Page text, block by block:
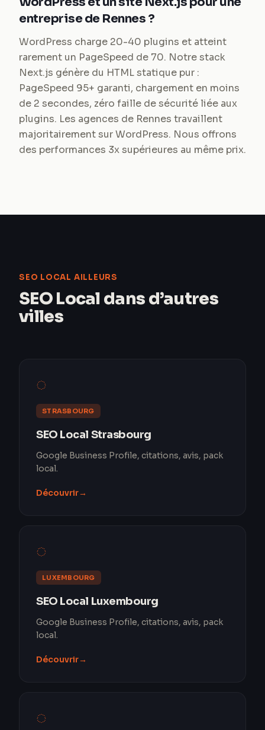
entreprise de Rennes ?
WordPress charge 20-40 plugins et atteint
rarement un PageSpeed de 70. Notre stack
Next.js génère du HTML statique pur :
PageSpeed 95+ garanti, chargement en moins
de 2 secondes, zéro faille de sécurité liée aux
plugins. Les agences de Rennes travaillent
majoritairement sur WordPress. Nous offrons
des performances 3x supérieures au même prix.
SEO LOCAL AILLEURS
SEO Local dans d’autres
villes
◌
STRASBOURG
SEO Local Strasbourg
Google Business Profile, citations, avis, pack
local.
Découvrir→
◌
LUXEMBOURG
SEO Local Luxembourg
Google Business Profile, citations, avis, pack
local.
Découvrir→
◌